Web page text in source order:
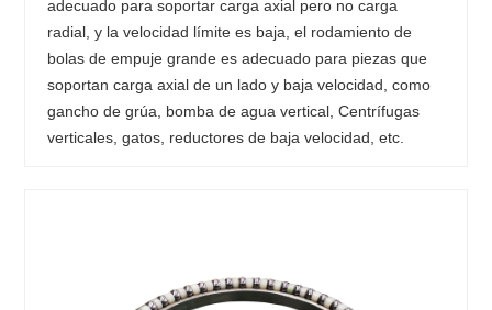
adecuado para soportar carga axial pero no carga
radial, y la velocidad límite es baja, el rodamiento de
bolas de empuje grande es adecuado para piezas que
soportan carga axial de un lado y baja velocidad, como
gancho de grúa, bomba de agua vertical, Centrífugas
verticales, gatos, reductores de baja velocidad, etc.